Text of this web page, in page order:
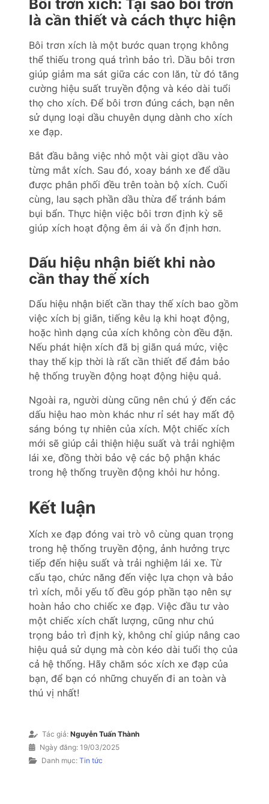
Bôi trơn xích: Tại sao bôi trơn
là cần thiết và cách thực hiện
Bôi trơn xích là một bước quan trọng không
thể thiếu trong quá trình bảo trì. Dầu bôi trơn
giúp giảm ma sát giữa các con lăn, từ đó tăng
cường hiệu suất truyền động và kéo dài tuổi
thọ cho xích. Để bôi trơn đúng cách, bạn nên
sử dụng loại dầu chuyên dụng dành cho xích
xe đạp.
Bắt đầu bằng việc nhỏ một vài giọt dầu vào
từng mắt xích. Sau đó, xoay bánh xe để dầu
được phân phối đều trên toàn bộ xích. Cuối
cùng, lau sạch phần dầu thừa để tránh bám
bụi bẩn. Thực hiện việc bôi trơn định kỳ sẽ
giúp xích hoạt động êm ái và ổn định hơn.
Dấu hiệu nhận biết khi nào
cần thay thế xích
Dấu hiệu nhận biết cần thay thế xích bao gồm
việc xích bị giãn, tiếng kêu lạ khi hoạt động,
hoặc hình dạng của xích không còn đều đặn.
Nếu phát hiện xích đã bị giãn quá mức, việc
thay thế kịp thời là rất cần thiết để đảm bảo
hệ thống truyền động hoạt động hiệu quả.
Ngoài ra, người dùng cũng nên chú ý đến các
dấu hiệu hao mòn khác như rỉ sét hay mất độ
sáng bóng tự nhiên của xích. Một chiếc xích
mới sẽ giúp cải thiện hiệu suất và trải nghiệm
lái xe, đồng thời bảo vệ các bộ phận khác
trong hệ thống truyền động khỏi hư hỏng.
Kết luận
Xích xe đạp đóng vai trò vô cùng quan trọng
trong hệ thống truyền động, ảnh hưởng trực
tiếp đến hiệu suất và trải nghiệm lái xe. Từ
cấu tạo, chức năng đến việc lựa chọn và bảo
trì xích, mỗi yếu tố đều góp phần tạo nên sự
hoàn hảo cho chiếc xe đạp. Việc đầu tư vào
một chiếc xích chất lượng, cũng như chú
trọng bảo trì định kỳ, không chỉ giúp nâng cao
hiệu quả sử dụng mà còn kéo dài tuổi thọ của
cả hệ thống. Hãy chăm sóc xích xe đạp của
bạn, để bạn có những chuyến đi an toàn và
thú vị nhất!
Tác giả: Nguyễn Tuấn Thành
Ngày đăng: 19/03/2025
Danh mục: Tin tức